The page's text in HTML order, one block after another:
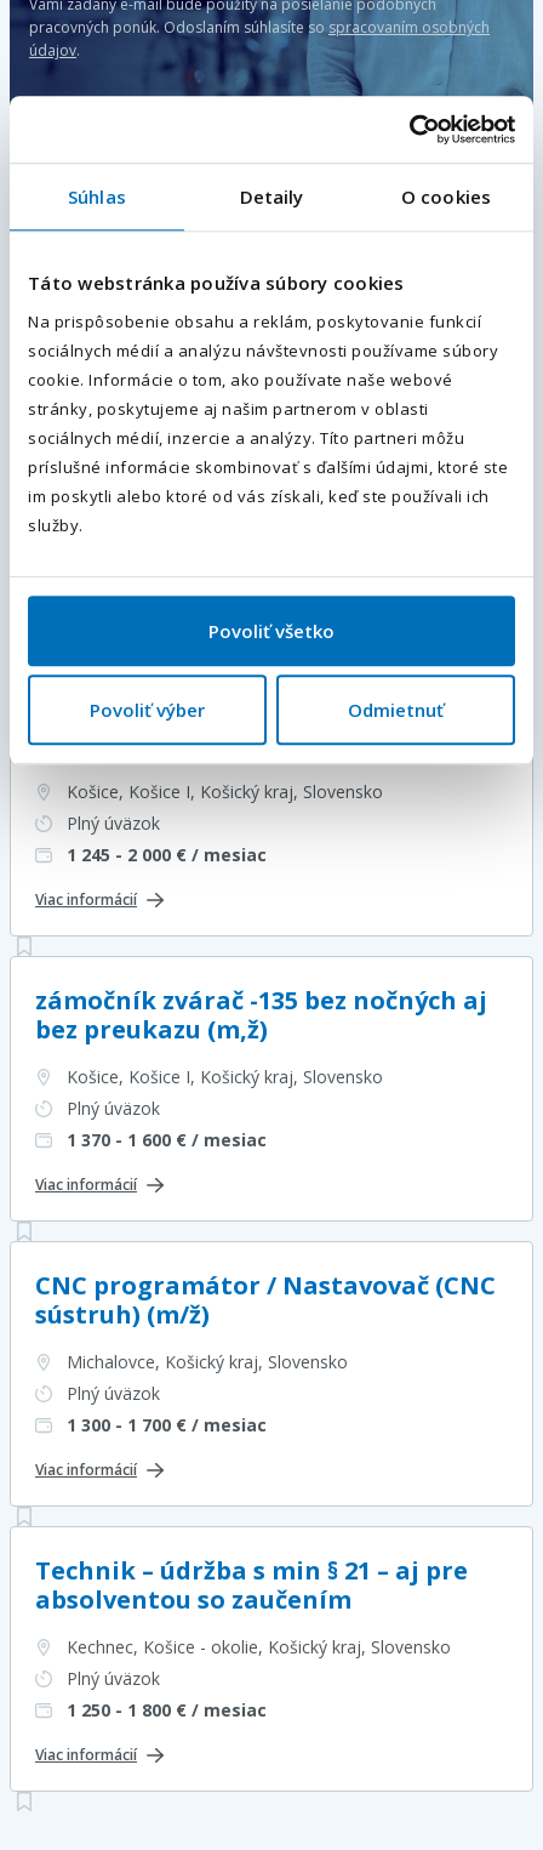
Súhlas Detaily O cookies
Táto webstránka používa súbory cookies
Na prispôsobenie obsahu a reklám, poskytovanie funkcií
sociálnych médií a analýzu návštevnosti používame súbory
cookie. Informácie o tom, ako používate naše webové
stránky, poskytujeme aj našim partnerom v oblasti
sociálnych médií, inzercie a analýzy. Títo partneri môžu
príslušné informácie skombinovať s ďalšími údajmi, ktoré ste
im poskytli alebo ktoré od vás získali, keď ste používali ich
služby.
Povoliť všetko
Povoliť výber Odmietnuť
Vami zadaný e-mail bude použitý na posielanie podobných
pracovných ponúk.Odoslaním súhlasíte so spracovaním osobných
údajov.
Nástrojár (m/ž), Topoľčany
1 500€ / mesiac
Viac informácií
Mechanik strojov a zariadení /
Údržbár (m/ž)
Michalovce, Košický kraj, Slovensko
Plný úväzok
Operátor Automatického Lisu (m/ž) –
mzda od 1500,- Eur
Košice, Košice I, Košický kraj, Slovensko
Plný úväzok
1 245 - 2 000 € / mesiac
Viac informácií
zámočník zvárač -135 bez nočných aj
bez preukazu (m,ž)
Košice, Košice I, Košický kraj, Slovensko
Plný úväzok
1 370 - 1 600 € / mesiac
Viac informácií
CNC programátor / Nastavovač (CNC
sústruh) (m/ž)
Michalovce, Košický kraj, Slovensko
Plný úväzok
1 300 - 1 700 € / mesiac
Viac informácií
Technik – údržba s min § 21 – aj pre
absolventou so zaučením
Kechnec, Košice - okolie, Košický kraj, Slovensko
Plný úväzok
1 250 - 1 800 € / mesiac
Viac informácií
Váš telefón*
+421
Predvoľba
Odoslaním súhlasíte saspracovaním osobných údajov.
Odoslať